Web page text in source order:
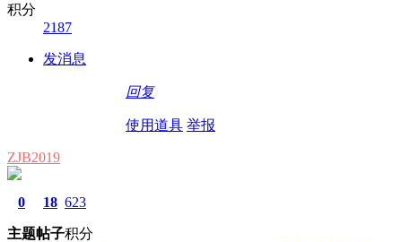
积分
2187
发消息
回复
使用道具 举报
ZJB2019
0
主题
18
帖子
623
积分